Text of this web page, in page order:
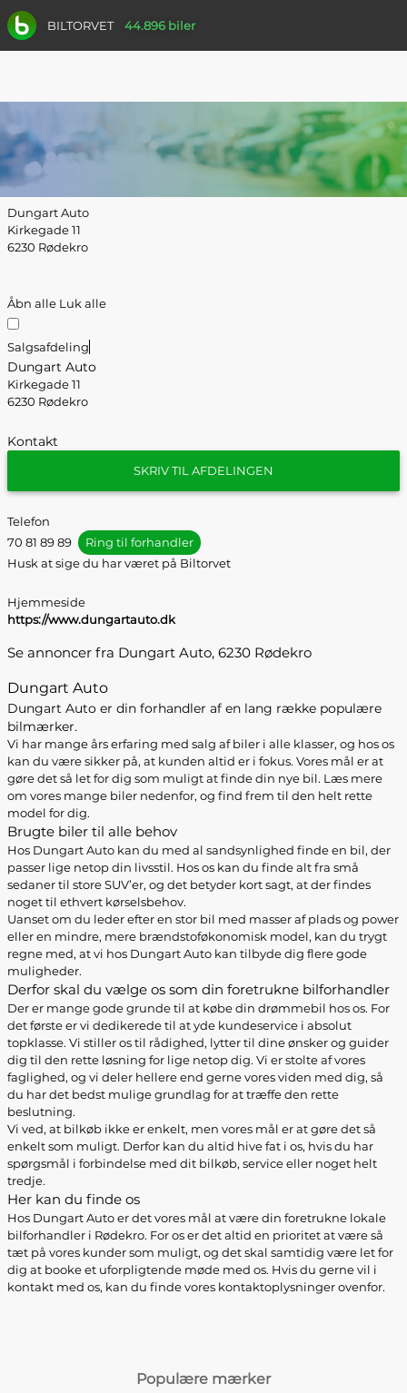
BILTORVET 44.896 biler
Dungart Auto
Kirkegade 11
6230 Rødekro
Åbn alle Luk alle
Salgsafdeling
Dungart Auto
Kirkegade 11
6230 Rødekro
Kontakt
SKRIV TIL AFDELINGEN
Telefon
70 81 89 89
Ring til forhandler
Husk at sige du har været på Biltorvet
Hjemmeside
https://www.dungartauto.dk
Se annoncer fra Dungart Auto, 6230 Rødekro
Dungart Auto
Dungart Auto er din forhandler af en lang række populære
bilmærker.
Vi har mange års erfaring med salg af biler i alle klasser, og hos os
kan du være sikker på, at kunden altid er i fokus. Vores mål er at
gøre det så let for dig som muligt at finde din nye bil. Læs mere
om vores mange biler nedenfor, og find frem til den helt rette
model for dig.
Brugte biler til alle behov
Hos Dungart Auto kan du med al sandsynlighed finde en bil, der
passer lige netop din livsstil. Hos os kan du finde alt fra små
sedaner til store SUV’er, og det betyder kort sagt, at der findes
noget til ethvert kørselsbehov.
Uanset om du leder efter en stor bil med masser af plads og power
eller en mindre, mere brændstoføkonomisk model, kan du trygt
regne med, at vi hos Dungart Auto kan tilbyde dig flere gode
muligheder.
Derfor skal du vælge os som din foretrukne bilforhandler
Der er mange gode grunde til at købe din drømmebil hos os. For
det første er vi dedikerede til at yde kundeservice i absolut
topklasse. Vi stiller os til rådighed, lytter til dine ønsker og guider
dig til den rette løsning for lige netop dig. Vi er stolte af vores
faglighed, og vi deler hellere end gerne vores viden med dig, så
du har det bedst mulige grundlag for at træffe den rette
beslutning.
Vi ved, at bilkøb ikke er enkelt, men vores mål er at gøre det så
enkelt som muligt. Derfor kan du altid hive fat i os, hvis du har
spørgsmål i forbindelse med dit bilkøb, service eller noget helt
tredje.
Her kan du finde os
Hos Dungart Auto er det vores mål at være din foretrukne lokale
bilforhandler i Rødekro. For os er det altid en prioritet at være så
tæt på vores kunder som muligt, og det skal samtidig være let for
dig at booke et uforpligtende møde med os. Hvis du gerne vil i
kontakt med os, kan du finde vores kontaktoplysninger ovenfor.
Populære mærker